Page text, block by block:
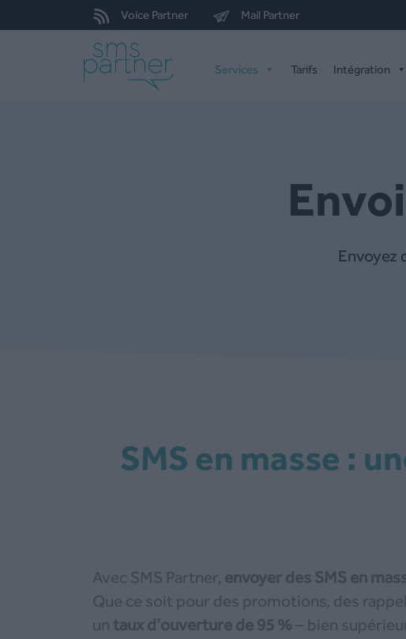
Voice Partner Mail Partner
Services Tarifs Intégration
Envoyez
SMS en masse : une solution professionnelle pour vos
Avec SMS Partner, envoyer des SMS en
Que ce soit pour des promotions, des
un taux d’ouverture de 95 % – bien